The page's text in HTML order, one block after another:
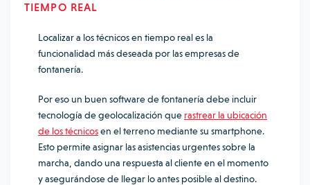
TIEMPO REAL
Localizar a los técnicos en tiempo real es la
funcionalidad más deseada por las empresas de
fontanería.
Por eso un buen software de fontanería debe incluir
tecnología de geolocalización que rastrear la ubicación
de los técnicosen el terreno mediante su smartphone.
Esto permite asignar las asistencias urgentes sobre la
marcha, dando una respuesta al cliente en el momento
y asegurándose de llegar lo antes posible al destino.